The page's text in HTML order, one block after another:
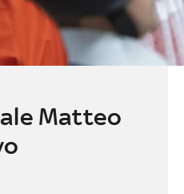
Matteo